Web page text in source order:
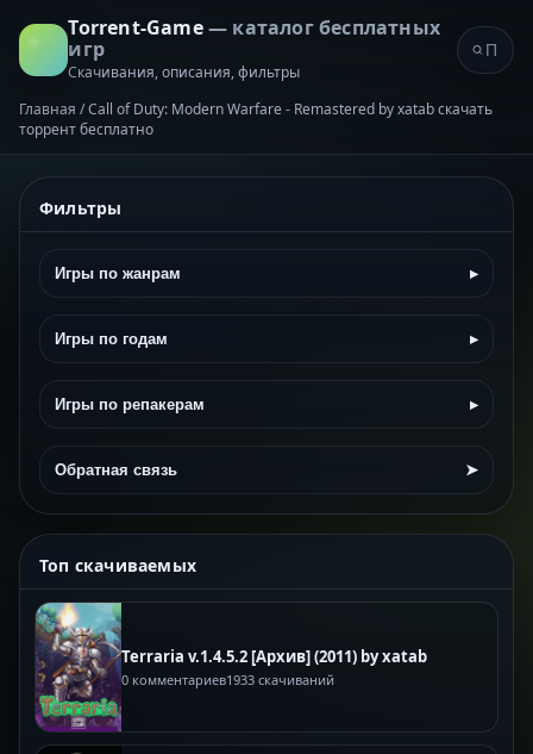
Torrent-Game— каталог бесплатных
игр
Скачивания, описания, фильтры
Главная /Call of Duty: Modern Warfare - Remastered by xatab скачать
торрент бесплатно
Фильтры
Игры по жанрам ▸
Игры по годам ▸
Игры по репакерам ▸
Обратная связь ➤
Топ скачиваемых
Terraria v.1.4.5.2 [Архив] (2011) by xatab
0 комментариев1933 скачиваний